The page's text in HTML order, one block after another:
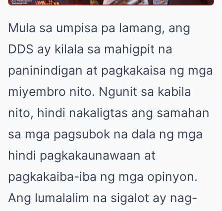
Mula sa umpisa pa lamang, ang
DDS ay kilala sa mahigpit na
paninindigan at pagkakaisa ng mga
miyembro nito. Ngunit sa kabila
nito, hindi nakaligtas ang samahan
sa mga pagsubok na dala ng mga
hindi pagkakaunawaan at
pagkakaiba-iba ng mga opinyon.
Ang lumalalim na sigalot ay nag-